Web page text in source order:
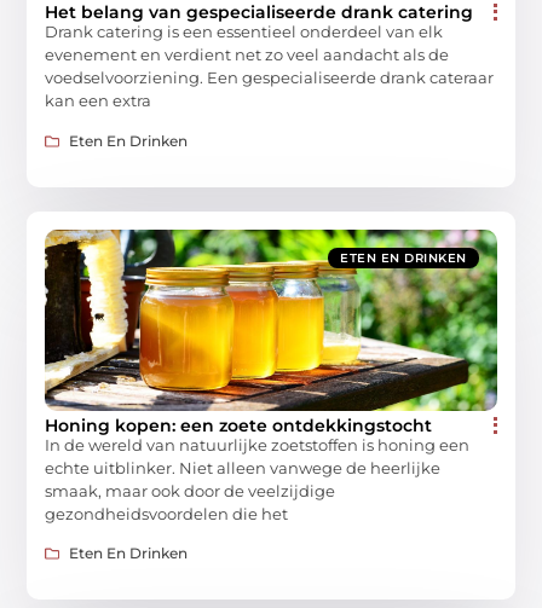
Het belang van gespecialiseerde drank catering
Drank catering is een essentieel onderdeel van elk
evenement en verdient net zo veel aandacht als de
voedselvoorziening. Een gespecialiseerde drank cateraar
kan een extra
Eten En Drinken
ETEN EN DRINKEN
Honing kopen: een zoete ontdekkingstocht
In de wereld van natuurlijke zoetstoffen is honing een
echte uitblinker. Niet alleen vanwege de heerlijke
smaak, maar ook door de veelzijdige
gezondheidsvoordelen die het
Eten En Drinken